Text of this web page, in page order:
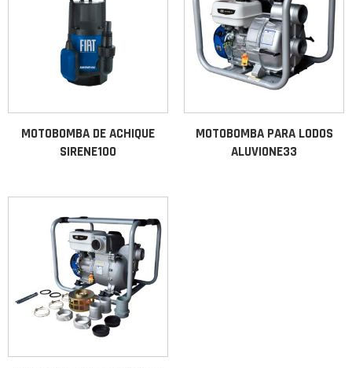
MOTOBOMBA DE ACHIQUE
SIRENE100
MOTOBOMBA PARA LODOS
ALUVIONE33